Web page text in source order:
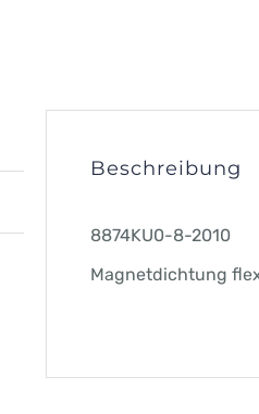
Beschreibung
8874KU0-8-2010
Magnetdichtung